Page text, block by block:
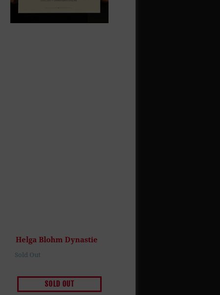
Helga Blohm Dynastie
Sold Out
SOLD OUT